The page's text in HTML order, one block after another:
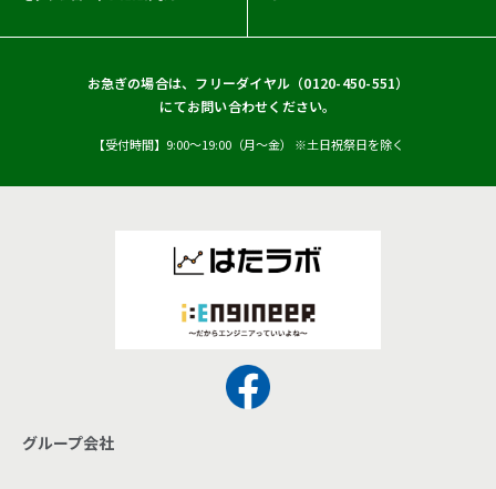
お急ぎの場合は、フリーダイヤル（0120-450-551）
にてお問い合わせください。
【受付時間】9:00〜19:00（月〜金） ※土日祝祭日を除く
グループ会社